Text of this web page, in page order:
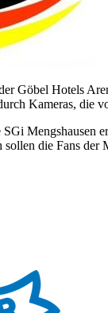
Göbel Hotels
Kameras, die
Mengshausen
die Fans